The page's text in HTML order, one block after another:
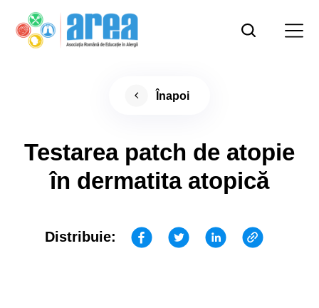
Înapoi
Testarea patch de atopie
în dermatita atopică
Distribuie: